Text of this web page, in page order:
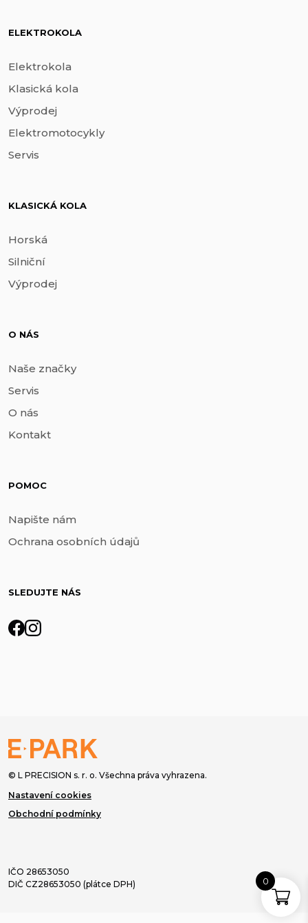
ELEKTROKOLA
Elektrokola
Klasická kola
Výprodej
Elektromotocykly
Servis
KLASICKÁ KOLA
Horská
Silniční
Výprodej
O NÁS
Naše značky
Servis
O nás
Kontakt
POMOC
Napište nám
Ochrana osobních údajů
SLEDUJTE NÁS
© L PRECISION s. r. o. Všechna práva vyhrazena.
Nastavení cookies
Obchodní podmínky
IČO 28653050
DIČ CZ28653050 (plátce DPH)
0